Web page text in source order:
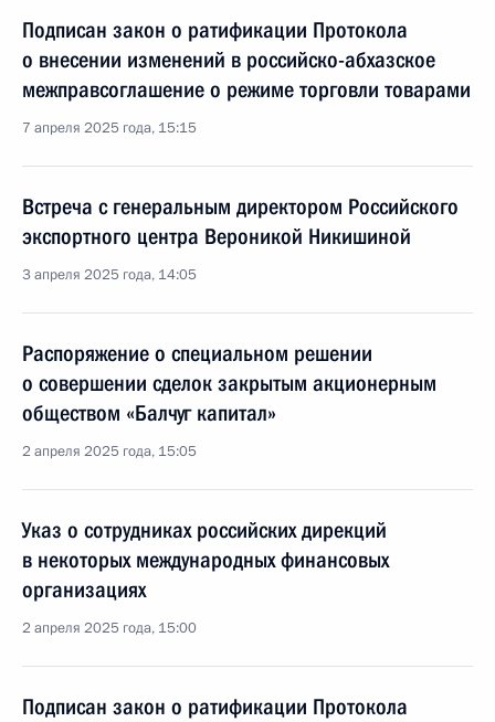
Подписан закон о ратификации Протокола
о внесении изменений в российско-абхазское
межправсоглашение о режиме торговли товарами
7 апреля 2025 года, 15:15
Встреча с генеральным директором Российского
экспортного центра Вероникой Никишиной
3 апреля 2025 года, 14:05
Распоряжение о специальном решении
о совершении сделок закрытым акционерным
обществом «Балчуг капитал»
2 апреля 2025 года, 15:05
Указ о сотрудниках российских дирекций
в некоторых международных финансовых
организациях
2 апреля 2025 года, 15:00
Подписан закон о ратификации Протокола